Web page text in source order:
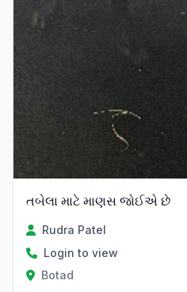
તબેલા માટે માણસ જોઈએ છે
Rudra Patel
Login to view
Botad